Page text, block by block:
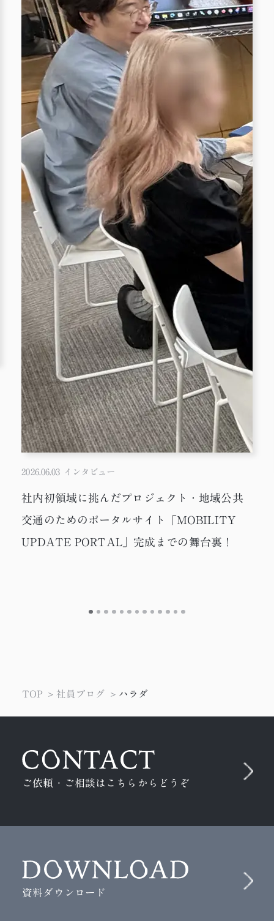
2026.06.03 インタビュー
社内初領域に挑んだプロジェクト・地域公共
交通のためのポータルサイト「MOBILITY
UPDATE PORTAL」完成までの舞台裏！
TOP 社員ブログ ハラダ
ご依頼・ご相談はこちらからどうぞ
資料ダウンロード